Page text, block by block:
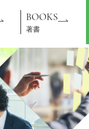
BOOKS
著書